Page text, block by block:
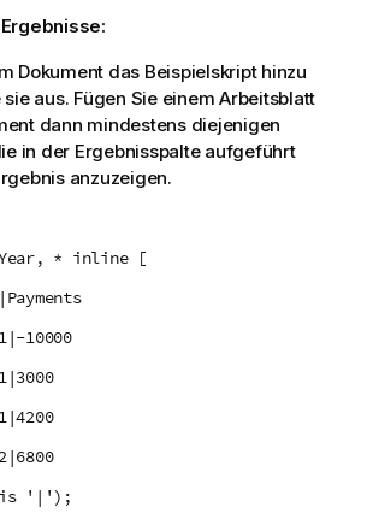
Dokument das Beispielskript hinzu
aus. Fügen Sie einem Arbeitsblatt
dann mindestens diejenigen
in der Ergebnisspalte aufgeführt
anzuzeigen.
Year, * inline [
10000
is '|');